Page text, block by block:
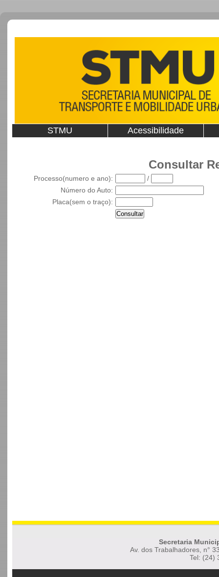
STMU Acessibilidade
Consultar
Processo(numero e ano):
/
Número do Auto:
Placa(sem o traço):
Secretaria
Av. dos Trabalhadores, n°
Tel: (24)